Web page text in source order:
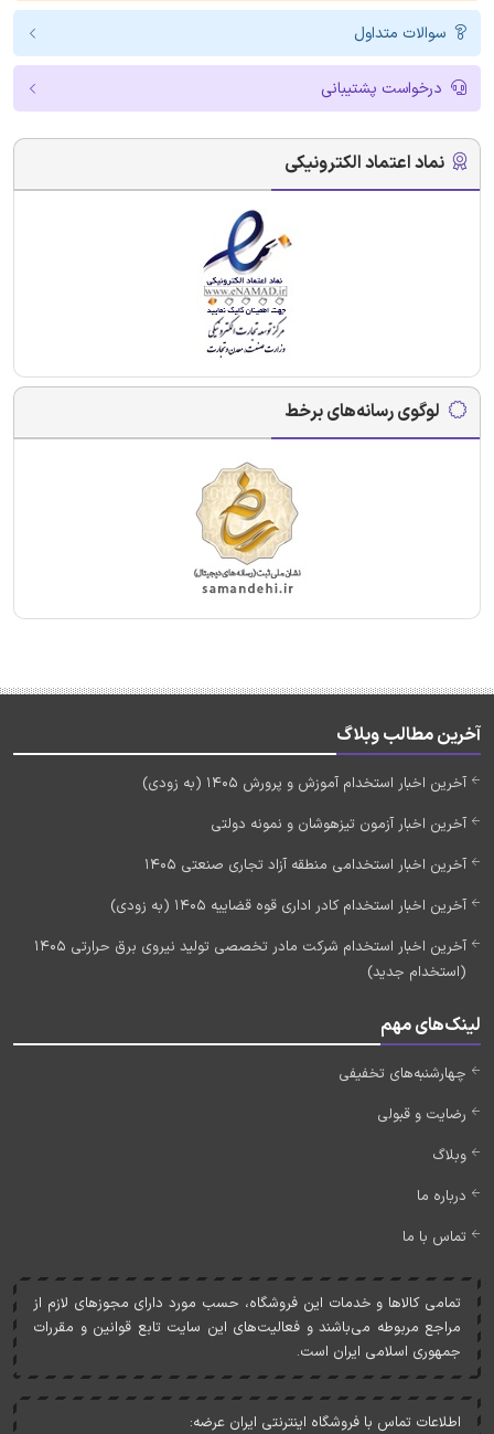
سوالات متداول
درخواست پشتیبانی
نماد اعتماد الکترونیکی
لوگوی رسانه‌های برخط
آخرین مطالب وبلاگ
آخرین اخبار استخدام آموزش و پرورش 1405 (به زودی)
آخرین اخبار آزمون تیزهوشان و نمونه دولتی
آخرین اخبار استخدامی منطقه آزاد تجاری صنعتی 1405
آخرین اخبار استخدام کادر اداری قوه قضاییه 1405 (به زودی)
آخرین اخبار استخدام شرکت مادر تخصصی تولید نیروی برق حرارتی 1405
(استخدام جدید)
لینک‌های مهم
چهارشنبه‌های تخفیفی
رضایت و قبولی
وبلاگ
درباره ما
تماس با ما
تمامی کالاها و خدمات اين فروشگاه، حسب مورد دارای مجوزهای لازم از
مراجع مربوطه می‌باشند و فعاليت‌های اين سايت تابع قوانين و مقررات
جمهوری اسلامی ايران است.
اطلاعات تماس با فروشگاه اینترنتی ایران عرضه: